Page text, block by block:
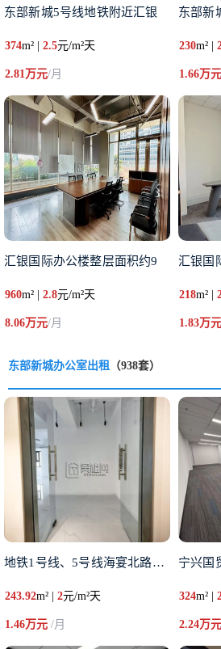
东部新城5号线地铁附近汇银
374m² | 2.5元/m²天
2.81万元/月
东部新
230m² |
1.66万
汇银国际办公楼整层面积约9
960m² | 2.8元/m²天
8.06万元/月
汇银国
218m² |
1.83万
东部新城办公室出租 （938套）
地铁1号线、5号线海宴北路A出
243.92m² | 2元/m²天
1.46万元 /月
宁兴国
324m² |
2.24万